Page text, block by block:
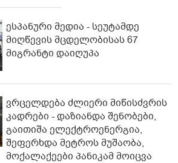
ესპანური მედია - სეუტამდე
მიღწევის მცდელობისას 67
მიგრანტი დაიღუპა
ვრცელდება ძლიერი მიწისძვრის
კადრები - დაზიანდა შენობები,
გაითიშა ელექტროენერგია,
შეფერხდა მეტროს მუშაობა,
მოქალაქეები პანიკამ მოიცვა